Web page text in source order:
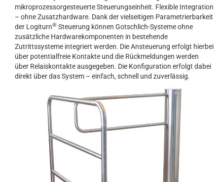
mikroprozessorgesteuerte Steuerungseinheit. Flexible Integration
– ohne Zusatzhardware. Dank der vielseitigen Parametrierbarkeit
der Logiturn® Steuerung können Gotschlich-Systeme ohne
zusätzliche Hardwarekomponenten in bestehende
Zutrittssysteme integriert werden. Die Ansteuerung erfolgt hierbei
über potentialfreie Kontakte und die Rückmeldungen werden
über Relaiskontakte ausgegeben. Die Konfiguration erfolgt dabei
direkt über das System – einfach, schnell und zuverlässig.